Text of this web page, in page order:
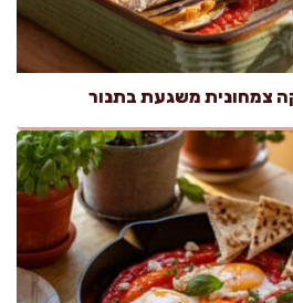
צמחונית משגעת בתנור